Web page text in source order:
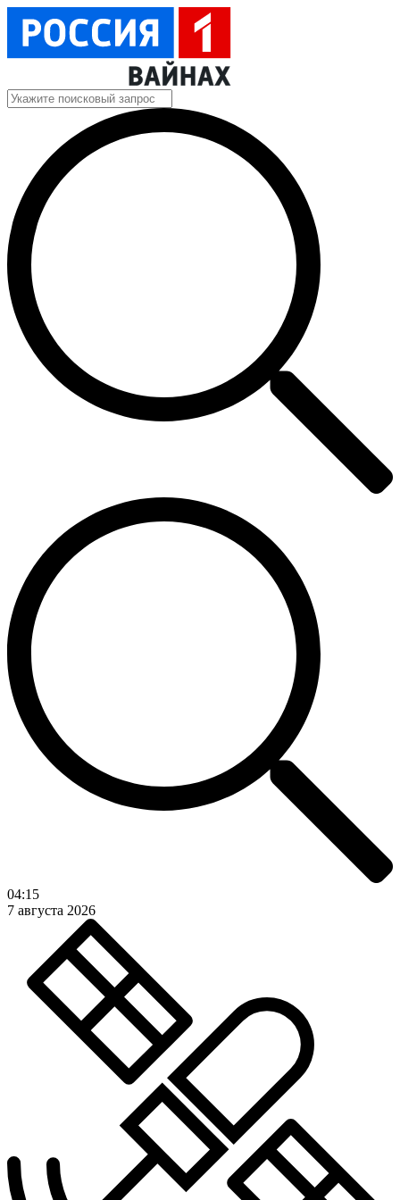
04:15
7 августа 2026